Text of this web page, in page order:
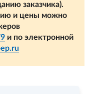
заказчика).
и цены можно
и по электронной